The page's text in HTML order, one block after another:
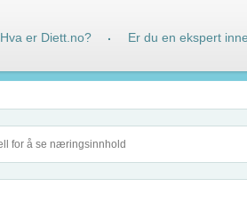
Hva er Diett.no? · Er du en ekspert